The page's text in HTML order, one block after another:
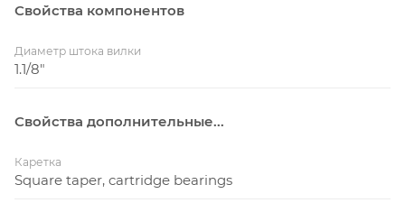
Свойства компонентов
Диаметр штока вилки
1.1/8"
Свойства дополнительные...
Каретка
Square taper, cartridge bearings